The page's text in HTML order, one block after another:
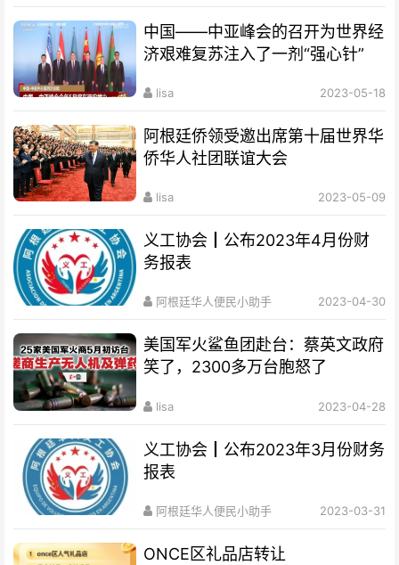
中国——中亚峰会的召开为世界经
济艰难复苏注入了一剂“强心针”
lisa 2023-05-18
阿根廷侨领受邀出席第十届世界华
侨华人社团联谊大会
lisa 2023-05-09
义工协会┃公布2023年4月份财
务报表
阿根廷华人便民小助手 2023-04-30
美国军火鲨鱼团赴台：蔡英文政府
笑了，2300多万台胞怒了
lisa 2023-04-28
义工协会┃公布2023年3月份财务
报表
阿根廷华人便民小助手 2023-03-31
ONCE区礼品店转让